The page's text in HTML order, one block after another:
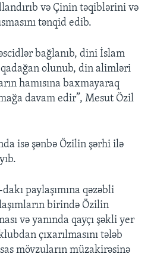
və Çinin təqiblərini və
tənqid edib.
bağlanıb, dini İslam
olunub, din alimləri
hamısına baxmayaraq
davam edir”, Mesut Özil
isə şənbə Özilin şərhi ilə
paylaşımına qəzəbli
birində Özilin
və yanında qayçı şəkli yer
çıxarılmasını tələb
mövzuların müzakirəsinə